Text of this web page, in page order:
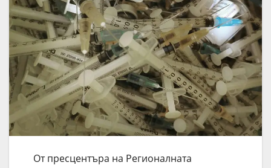
От пресцентъра на Регионалната